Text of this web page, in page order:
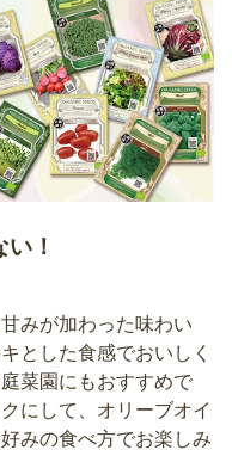
！
みが加わった味わい
とした食感でおいしく
菜園にもおすすめで
にして、オリーブオイ
みの食べ方でお楽しみ